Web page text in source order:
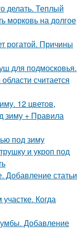
делать. Теплый
морковь на долгое
рогатой. Причины
для подмосковья.
считается
12 цветов,
зиму + Правила
под зиму
и укроп под
Добавление статьи
Когда
Добавление